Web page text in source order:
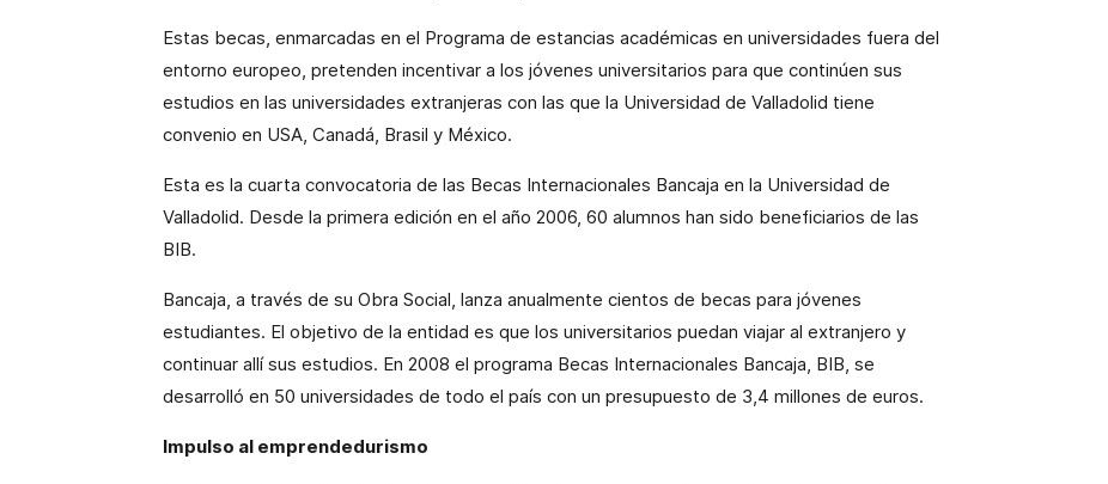
Estas becas, enmarcadas en el Programa de estancias académicas en universidades fuera del
entorno europeo, pretenden incentivar a los jóvenes universitarios para que continúen sus
estudios en las universidades extranjeras con las que la Universidad de Valladolid tiene
convenio en USA, Canadá, Brasil y México.
Esta es la cuarta convocatoria de las Becas Internacionales Bancaja en la Universidad de
Valladolid. Desde la primera edición en el año 2006, 60 alumnos han sido beneficiarios de las
BIB.
Bancaja, a través de su Obra Social, lanza anualmente cientos de becas para jóvenes
estudiantes. El objetivo de la entidad es que los universitarios puedan viajar al extranjero y
continuar allí sus estudios. En 2008 el programa Becas Internacionales Bancaja, BIB, se
desarrolló en 50 universidades de todo el país con un presupuesto de 3,4 millones de euros.
Impulso al emprendedurismo